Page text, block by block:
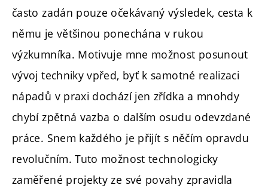
často zadán pouze očekávaný výsledek, cesta k
němu je většinou ponechána v rukou
výzkumníka. Motivuje mne možnost posunout
vývoj techniky vpřed, byť k samotné realizaci
nápadů v praxi dochází jen zřídka a mnohdy
chybí zpětná vazba o dalším osudu odevzdané
práce. Snem každého je přijít s něčím opravdu
revolučním. Tuto možnost technologicky
zaměřené projekty ze své povahy zpravidla